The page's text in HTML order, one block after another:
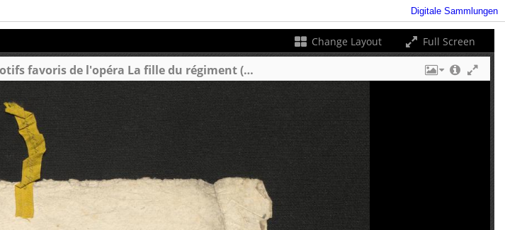
Digitale Sammlungen
Change Layout Full Screen
2 divertissements militaires à quatre mains pour le piano sur des motifs favoris de l'opéra La fille du régiment (Marie oder die Regiments-Tochter) de Donizetti